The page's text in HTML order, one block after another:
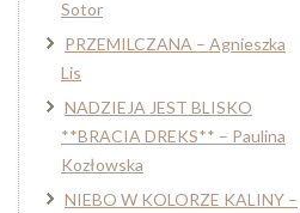
Sotor
PRZEMILCZANA – Agnieszka
Lis
NADZIEJA JEST BLISKO
**BRACIA DREKS** – Paulina
Kozłowska
NIEBO W KOLORZE KALINY –